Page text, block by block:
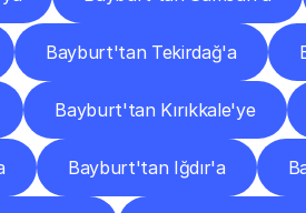
Bayburt'tan Tekirdağ'a
Bayburt'tan Kırıkkale'ye
Bayburt'tan Iğdır'a